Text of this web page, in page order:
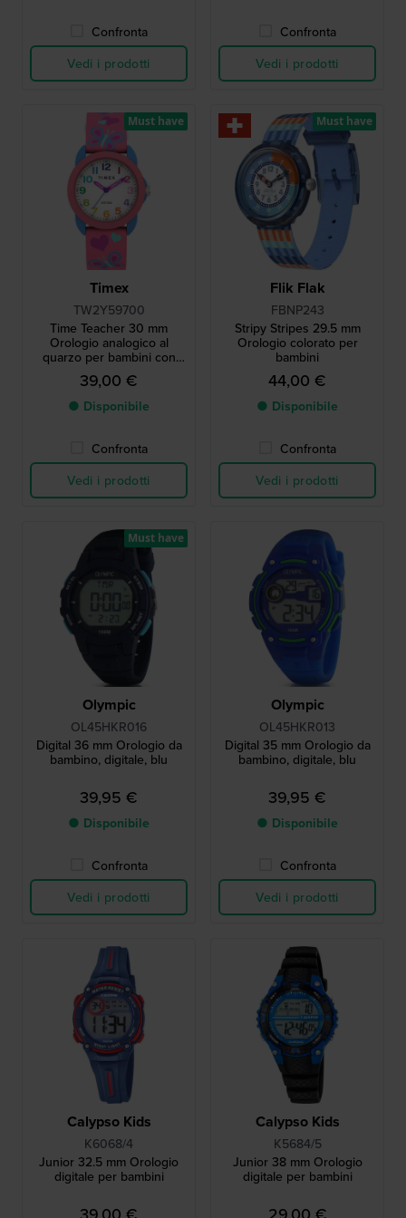
Confronta
Vedi i prodotti
Confronta
Vedi i prodotti
Timex
TW2Y59700
Time Teacher 30 mm
Orologio analogico al
quarzo per bambini con
lancette di facile lettura
39,00 €
● Disponibile
Confronta
Vedi i prodotti
Must have
Flik Flak
FBNP243
Stripy Stripes 29.5 mm
Orologio colorato per
bambini
44,00 €
● Disponibile
Confronta
Vedi i prodotti
Must have
Olympic
OL45HKR016
Digital 36 mm Orologio da
bambino, digitale, blu
39,95 €
● Disponibile
Confronta
Vedi i prodotti
Must have
Olympic
OL45HKR013
Digital 35 mm Orologio da
bambino, digitale, blu
39,95 €
● Disponibile
Confronta
Vedi i prodotti
Calypso Kids
K6068/4
Junior 32.5 mm Orologio
digitale per bambini
Calypso Kids
K5684/5
Junior 38 mm Orologio
digitale per bambini